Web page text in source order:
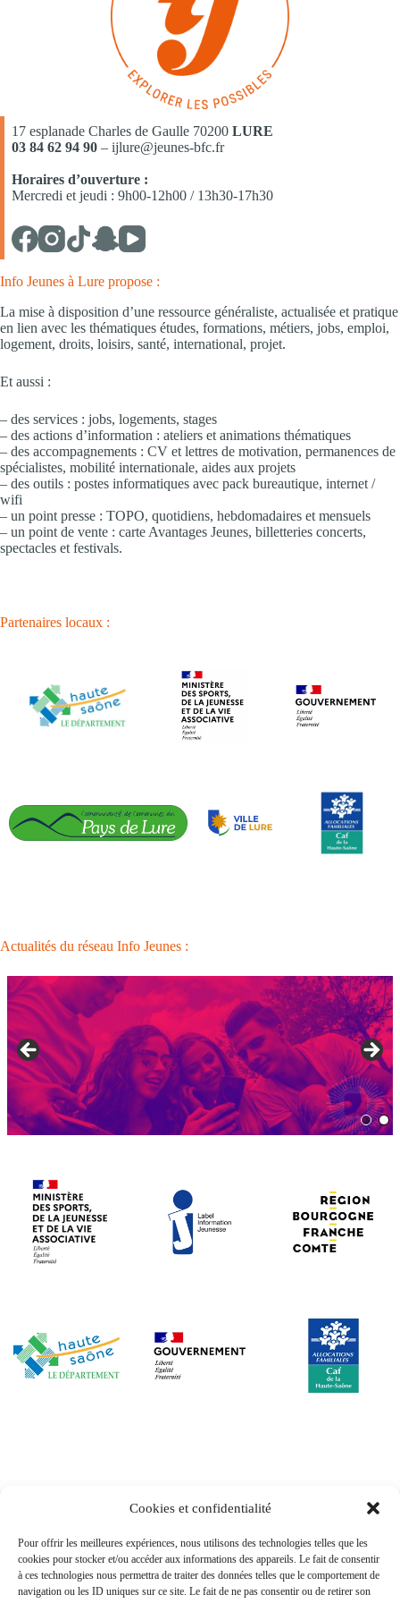
Cookies et confidentialité
Pour offrir les meilleures expériences, nous utilisons des technologies telles que les
cookies pour stocker et/ou accéder aux informations des appareils. Le fait de consentir
à ces technologies nous permettra de traiter des données telles que le comportement de
navigation ou les ID uniques sur ce site. Le fait de ne pas consentir ou de retirer son
17 esplanade Charles de Gaulle 70200 LURE
03 84 62 94 90 – ijlure@jeunes-bfc.fr
Horaires d’ouverture :
Mercredi et jeudi : 9h00-12h00 / 13h30-17h30
Info Jeunes à Lure propose :
La mise à disposition d’une ressource généraliste, actualisée et pratique
en lien avec les thématiques études, formations, métiers, jobs, emploi,
logement, droits, loisirs, santé, international, projet.
Et aussi :
– des services : jobs, logements, stages
– des actions d’information : ateliers et animations thématiques
– des accompagnements : CV et lettres de motivation, permanences de
spécialistes, mobilité internationale, aides aux projets
– des outils : postes informatiques avec pack bureautique, internet /
wifi
– un point presse : TOPO, quotidiens, hebdomadaires et mensuels
– un point de vente : carte Avantages Jeunes, billetteries concerts,
spectacles et festivals.
Partenaires locaux :
Actualités du réseau Info Jeunes :
Réseau Info Jeunes de la Haute-Saône